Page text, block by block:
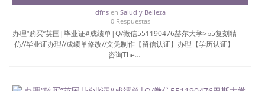
dfnsen Salud y Belleza
0 Respuestas
办理“购买”英国|毕业证#成绩单|Q/微信551190476赫尔大学>b5复刻精
仿//毕业证办理//成绩单修改//文凭制作【留信认证】办理【学历认证】
咨询The...